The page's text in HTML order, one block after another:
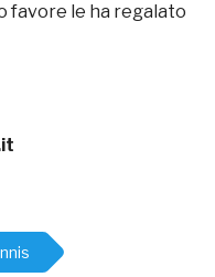
favore le ha regalato